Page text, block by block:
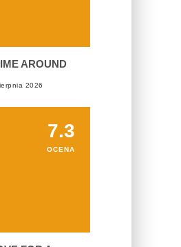
AROUND
2026
7.3
OCENA